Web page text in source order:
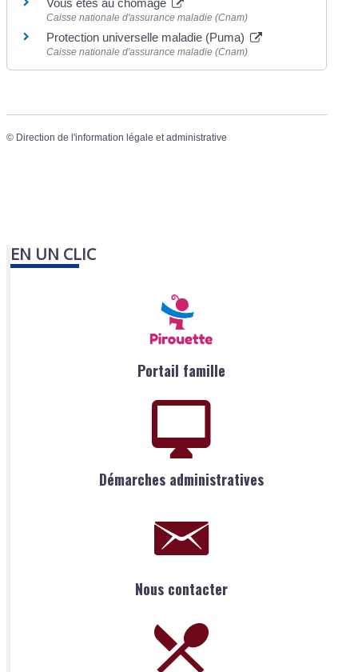
Caisse nationale d'assurance maladie (Cnam)
Protection universelle maladie (Puma)
Caisse nationale d'assurance maladie (Cnam)
© Direction de l'information légale et administrative
EN UN CLIC
Portail famille
Démarches administratives
Nous contacter